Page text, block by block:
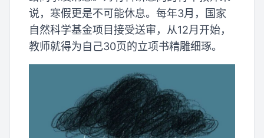
说，寒假更是不可能休息。每年3月，国家
自然科学基金项目接受送审，从12月开始，
教师就得为自己30页的立项书精雕细琢。